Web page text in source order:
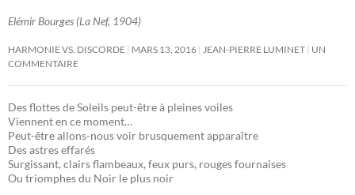
Elémir Bourges (La Nef, 1904)
HARMONIE VS. DISCORDE MARS 13, 2016 JEAN-PIERRE LUMINET UN
COMMENTAIRE
Des flottes de Soleils peut-être à pleines voiles
Viennent en ce moment…
Peut-être allons-nous voir brusquement apparaître
Des astres effarés
Surgissant, clairs flambeaux, feux purs, rouges fournaises
Ou triomphes du Noir le plus noir